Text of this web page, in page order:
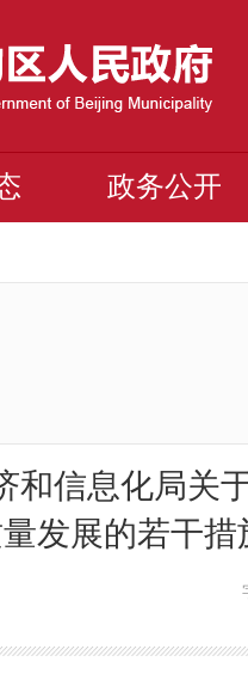
政务公开
和信息化局关
发展的若干措